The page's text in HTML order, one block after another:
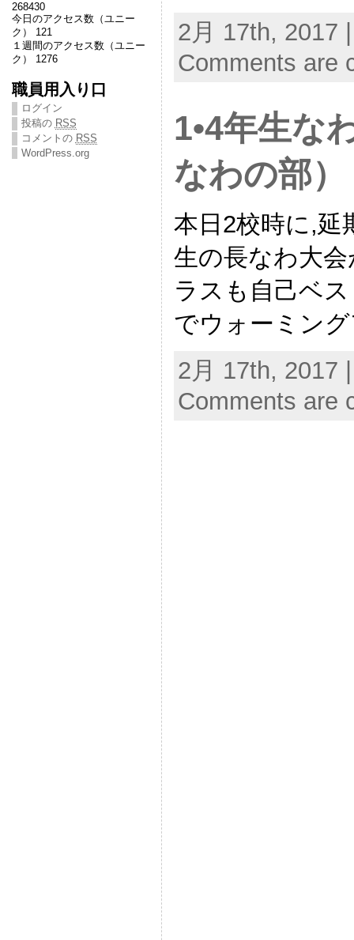
268430
今日のアクセス数（ユニー
ク） 121
１週間のアクセス数（ユニー
ク） 1276
職員用入り口
ログイン
投稿の RSS
コメントの RSS
WordPress.org
2月 17th, 2017
Comments are
1•4年生な
なわの部）
本日2校時に,延
生の長なわ大
ラスも自己ベ
でウォーミン
2月 17th, 2017
Comments are